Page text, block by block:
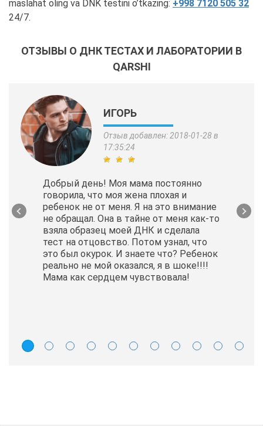
maslahat oling va DNK testini o’tkazing: +998 7120 505 32
24/7.
ОТЗЫВЫ О ДНК ТЕСТАХ И ЛАБОРАТОРИИ В
QARSHI
ИГОРЬ
Отзыв добавлен: 2018-01-28 в
17:35:24
Добрый день! Моя мама постоянно
говорила, что моя жена плохая и
ребенок не от меня. Я на это внимание
не обращал. Она в тайне от меня как-то
взяла образец моей ДНК и сделала
тест на отцовство. Потом узнал, что
это был окурок. И знаете что? Ребенок
реально не мой оказался, я в шоке!!!!
Мама как сердцем чувствовала!